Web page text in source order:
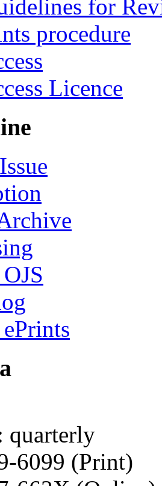
for
procedure
Licence
quarterly
6099 (Print)